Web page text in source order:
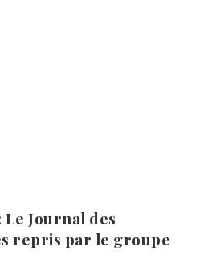
Le Journal des
repris par le groupe